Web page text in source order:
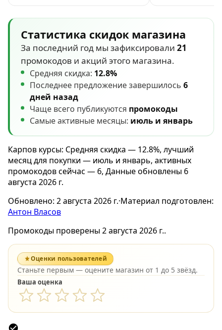
Статистика скидок магазина
За последний год мы зафиксировали 21
промокодов и акций этого магазина.
Средняя скидка: 12.8%
Последнее предложение завершилось 6
дней назад
Чаще всего публикуются промокоды
Самые активные месяцы: июль и январь
Карпов курсы: Средняя скидка — 12.8%, лучший
месяц для покупки — июль и январь, активных
промокодов сейчас — 6, Данные обновлены 6
августа 2026 г.
Обновлено: 2 августа 2026 г.·Материал подготовлен:
Антон Власов
Промокоды проверены 2 августа 2026 г..
Оценки пользователей
Станьте первым — оцените магазин от 1 до 5 звёзд.
Ваша оценка